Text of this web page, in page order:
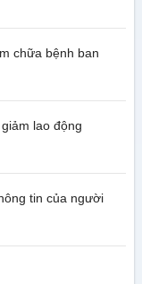
chữa bệnh ban
lao động
tin của người